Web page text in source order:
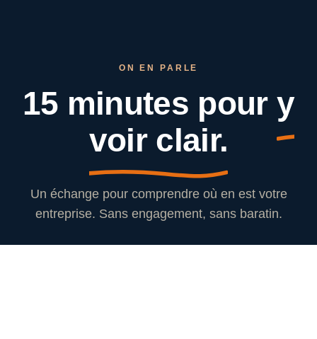
ON EN PARLE
15 minutes pour y
voir clair.
Un échange pour comprendre où en est votre
entreprise. Sans engagement, sans baratin.